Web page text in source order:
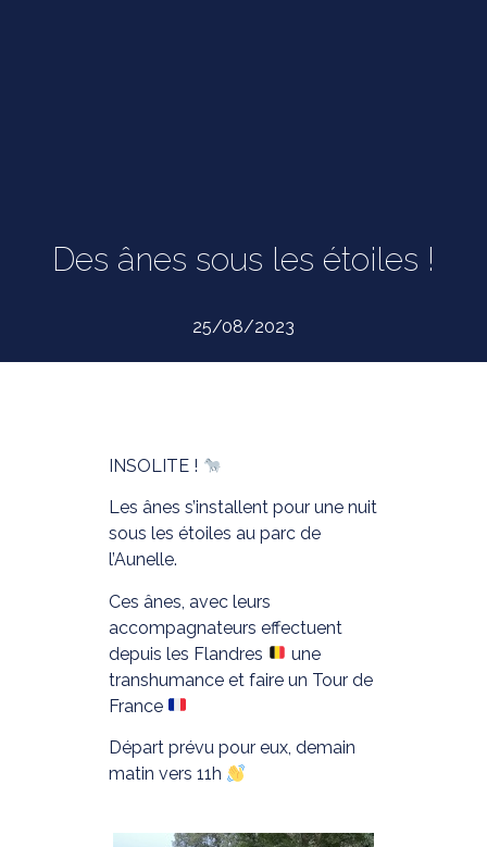
Des ânes sous les étoiles !
25/08/2023
INSOLITE !
Les ânes s’installent pour une nuit
sous les étoiles au parc de
l’Aunelle.
Ces ânes, avec leurs
accompagnateurs effectuent
depuis les Flandres
une
transhumance et faire un Tour de
France
Départ prévu pour eux, demain
matin vers 11h